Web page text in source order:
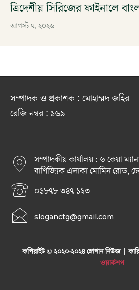
ত্রিদেশীয় সিরিজের ফাইনালে
আগস্ট ৭, ২০২৬
সম্পাদক ও প্রকাশক : মোহাম্মদ জহির
রেজি নম্বর : ১৬৯
সম্পাদকীয় কার্যালয় : ৬ কেয়া
বাণিজ্যিক এলাকা মোমিন রোড,
০১৮৭৮ ৩৪৭ ১২৩
sloganctg@gmail.com
কপিরাইট © ২০২০-২০২৪ স্লোগান নিউজ |
ওয়ার্কশপ